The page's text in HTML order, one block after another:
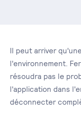
Il peut arriver
l'environnement.
résoudra pas le
l'application dans
déconnecter